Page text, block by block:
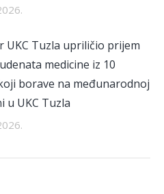
UKC Tuzla upriličio prijem
medicine iz 10
borave na međunarodnoj
u UKC Tuzla